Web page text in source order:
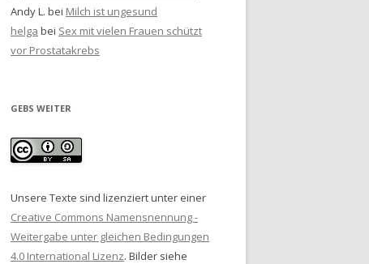
Andy L. bei Milch ist ungesund
helga bei Sex mit vielen Frauen schützt
vor Prostatakrebs
GEBS WEITER
Unsere Texte sind lizenziert unter einer
Creative Commons Namensnennung -
Weitergabe unter gleichen Bedingungen
4.0 International Lizenz. Bilder siehe